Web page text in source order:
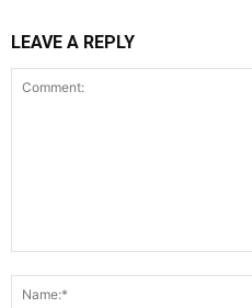
LEAVE A REPLY